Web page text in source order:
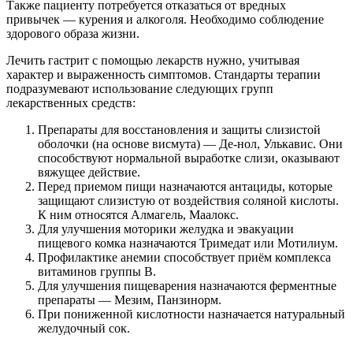
Также пациенту потребуется отказаться от вредных
привычек — курения и алкоголя. Необходимо соблюдение
здорового образа жизни.
Лечить гастрит с помощью лекарств нужно, учитывая
характер и выраженность симптомов. Стандарты терапии
подразумевают использование следующих групп
лекарственных средств:
Препараты для восстановления и защиты слизистой
оболочки (на основе висмута) — Де-нол, Улькавис. Они
способствуют нормальной выработке слизи, оказывают
вяжущее действие.
Перед приемом пищи назначаются антациды, которые
защищают слизистую от воздействия соляной кислоты.
К ним относятся Алмагель, Маалокс.
Для улучшения моторики желудка и эвакуации
пищевого комка назначаются Тримедат или Мотилиум.
Профилактике анемии способствует приём комплекса
витаминов группы В.
Для улучшения пищеварения назначаются ферментные
препараты — Мезим, Панзинорм.
При пониженной кислотности назначается натуральный
желудочный сок.